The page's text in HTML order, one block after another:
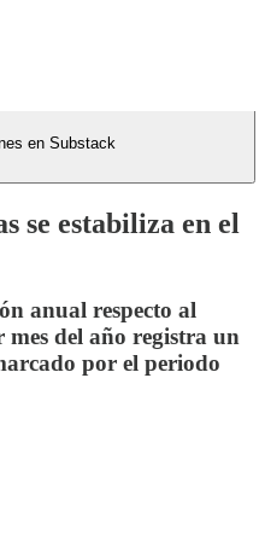
en Substack
se estabiliza en el
anual respecto al
del año registra un
por el periodo